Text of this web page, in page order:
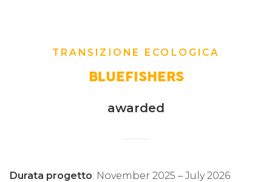
TRANSIZIONE ECOLOGICA
BLUEFISHERS
awarded
Durata progetto: November 2025 – July 2026